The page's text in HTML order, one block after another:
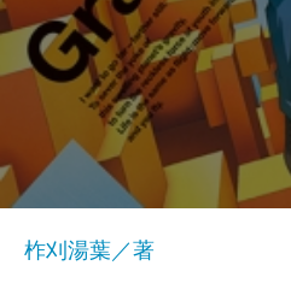
柞刈湯葉／著